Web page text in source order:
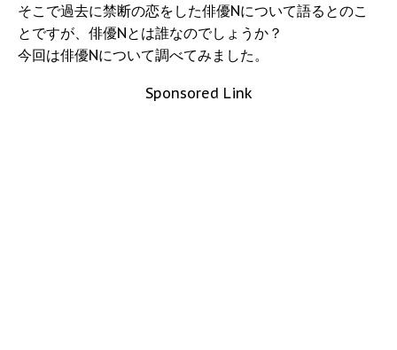
そこで過去に禁断の恋をした俳優Nについて語るとのこ
とですが、俳優Nとは誰なのでしょうか？
今回は俳優Nについて調べてみました。
Sponsored Link